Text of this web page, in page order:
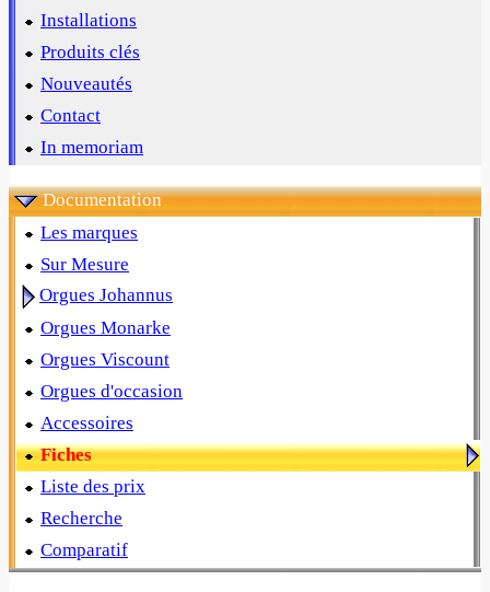
Installations
Produits clés
Nouveautés
Contact
In memoriam
Documentation
Les marques
Sur Mesure
Orgues Johannus
Orgues Monarke
Orgues Viscount
Orgues d'occasion
Accessoires
Fiches
Liste des prix
Recherche
Comparatif